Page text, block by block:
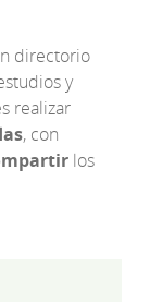
directorio
y
realizar
, con
los